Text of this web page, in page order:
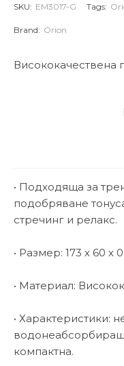
Висококачествена
SKU: EM3017-G Tags:
Brand: Orion
• Подходяща за
подобряване
стречинг и релакс.
• Размер: 173 х 60 х
• Материал:
• Характеристики:
компактна.